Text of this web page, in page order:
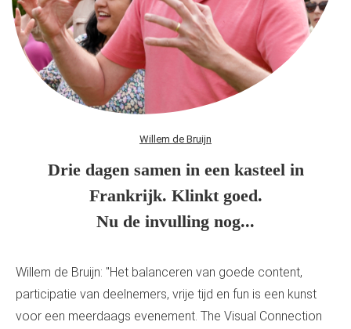
Willem de Bruijn
Drie dagen samen in een kasteel in
Frankrijk. Klinkt goed.
Nu de invulling nog...
Willem de Bruijn: "Het balanceren van goede content,
participatie van deelnemers, vrije tijd en fun is een kunst
voor een meerdaags evenement. The Visual Connection